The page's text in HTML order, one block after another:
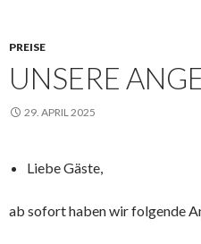
PREISE
UNSERE
29. APRIL 2025
Liebe Gäste,
ab sofort haben wir folgende